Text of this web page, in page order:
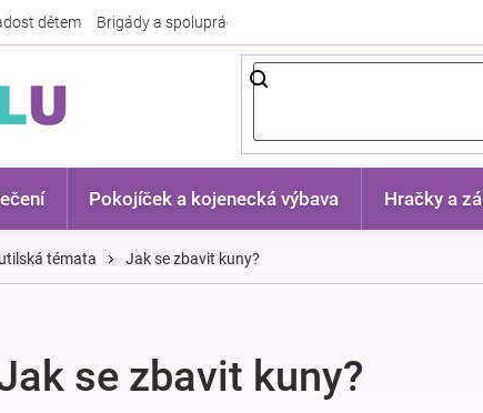
dětem Brigády a spolupráce
Pokojíček a kojenecká výbava Hračky a
témata Jak se zbavit kuny?
se zbavit kuny?